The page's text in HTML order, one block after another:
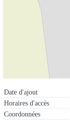
Date d'ajout
Horaires d'accès
Coordonnées